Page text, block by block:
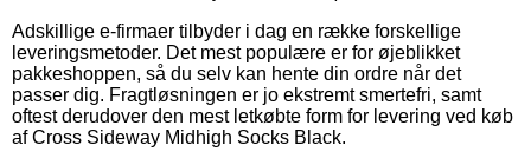
Adskillige e-firmaer tilbyder i dag en række forskellige
leveringsmetoder. Det mest populære er for øjeblikket
pakkeshoppen, så du selv kan hente din ordre når det
passer dig. Fragtløsningen er jo ekstremt smertefri, samt
oftest derudover den mest letkøbte form for levering ved køb
af Cross Sideway Midhigh Socks Black.